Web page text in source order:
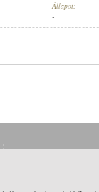
Állapot:
-